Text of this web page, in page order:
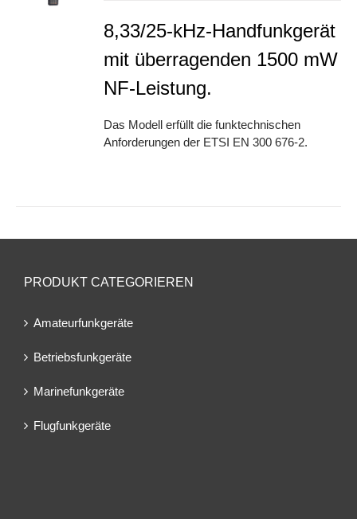
8,33/25-kHz-Handfunkgerät
mit überragenden 1500 mW
NF-Leistung.
Das Modell erfüllt die funktechnischen
Anforderungen der ETSI EN 300 676-2.
PRODUKT CATEGORIEREN
Amateurfunkgeräte
Betriebsfunkgeräte
Marinefunkgeräte
Flugfunkgeräte